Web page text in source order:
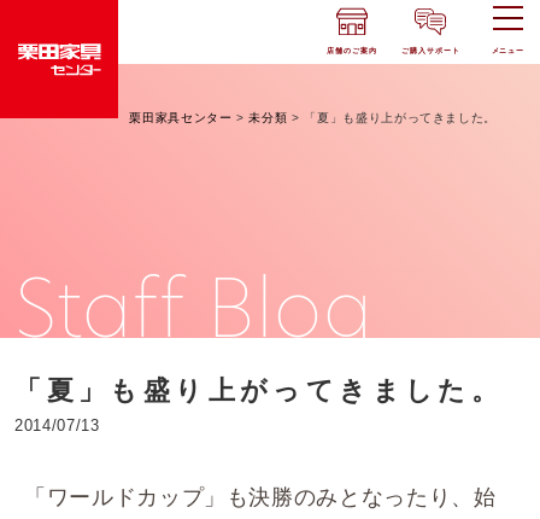
店舗のご案内 ご購入サポート メニュー
栗田家具センター >未分類 > 「夏」も盛り上がってきました。
Staff Blog
「夏」も盛り上がってきました。
2014/07/13
「ワールドカップ」も決勝のみとなったり、始